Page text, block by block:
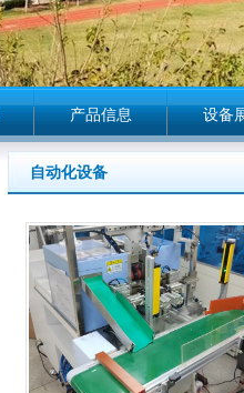
产品信息 设备
自动化设备